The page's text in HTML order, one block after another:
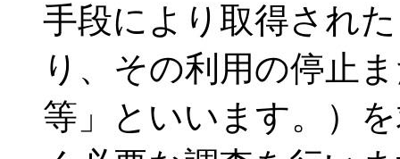
手段により取得され
り、その利用の停止
等」といいます。）